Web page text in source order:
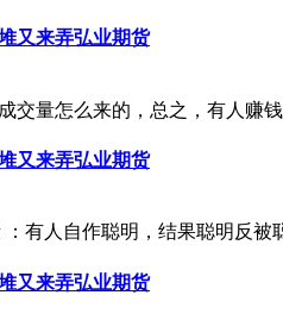
又来弄弘业期货
交量怎么来的，总之，有人赚
又来弄弘业期货
：有人自作聪明，结果聪明反被
又来弄弘业期货